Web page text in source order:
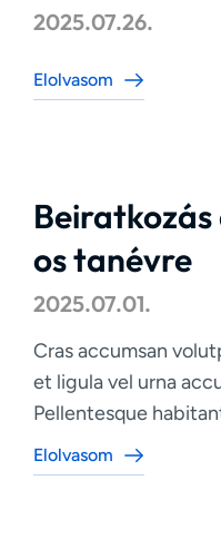
2025.07.26.
Elolvasom
os tanévre
2025.07.01.
Cras accumsan
et ligula vel urna
Pellentesque
Elolvasom